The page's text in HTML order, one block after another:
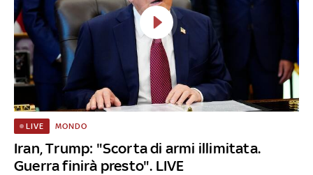
Iran, Trump: "Scorta di armi illimitata.
Guerra finirà presto". LIVE
LIVE MONDO